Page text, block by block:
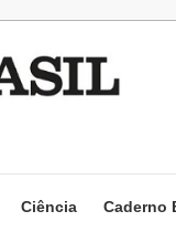
Ciência Caderno